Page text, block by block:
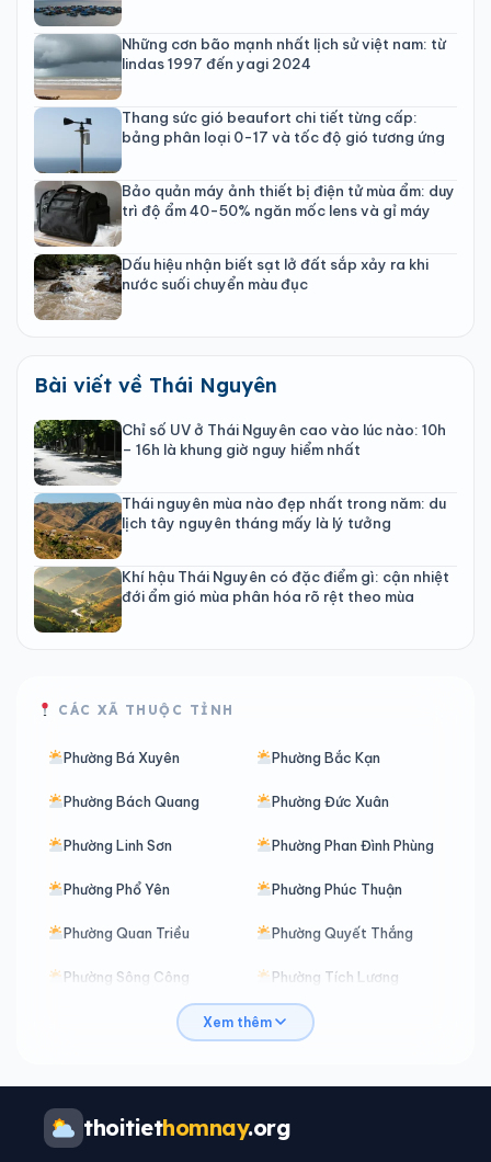
Những cơn bão mạnh nhất lịch sử việt nam: từ
lindas 1997 đến yagi 2024
Thang sức gió beaufort chi tiết từng cấp:
bảng phân loại 0-17 và tốc độ gió tương ứng
Bảo quản máy ảnh thiết bị điện tử mùa ẩm: duy
trì độ ẩm 40-50% ngăn mốc lens và gỉ máy
Dấu hiệu nhận biết sạt lở đất sắp xảy ra khi
nước suối chuyển màu đục
Bài viết về Thái Nguyên
Chỉ số UV ở Thái Nguyên cao vào lúc nào: 10h
– 16h là khung giờ nguy hiểm nhất
Thái nguyên mùa nào đẹp nhất trong năm: du
lịch tây nguyên tháng mấy là lý tưởng
Khí hậu Thái Nguyên có đặc điểm gì: cận nhiệt
đới ẩm gió mùa phân hóa rõ rệt theo mùa
CÁC XÃ THUỘC TỈNH
Phường Bá Xuyên Phường Bắc Kạn
Phường Bách Quang Phường Đức Xuân
Phường Linh Sơn Phường Phan Đình Phùng
Phường Phổ Yên Phường Phúc Thuận
Phường Quan Triều Phường Quyết Thắng
Phường Sông Công Phường Tích Lương
Phường Trung Thành Phường Vạn Xuân
Xã Bạch Thông
Xã Bằng Vân
Xem thêm
thoitiethomnay.org